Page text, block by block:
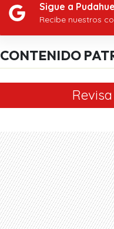
Sigue a
Recibe nuestros
CONTENIDO
Revisa